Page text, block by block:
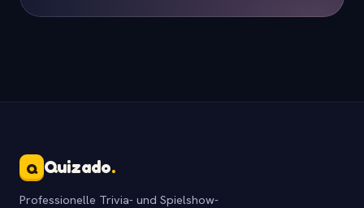
Q Quizado.
Professionelle Trivia- und Spielshow-